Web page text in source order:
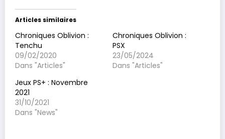
Articles similaires
Chroniques Oblivion :
Tenchu
09/02/2020
Dans "Articles"
Chroniques Oblivion :
PSX
23/05/2024
Dans "Articles"
Jeux PS+ : Novembre
2021
31/10/2021
Dans "News"